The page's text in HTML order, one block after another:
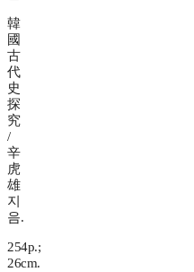
韓
國
古
代
史
探
究
/
辛
虎
雄
지
음.
254p.;
26cm.